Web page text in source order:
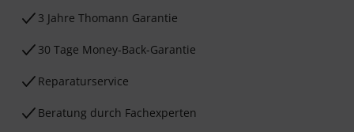
3 Jahre Thomann Garantie
30 Tage Money-Back-Garantie
Reparaturservice
Beratung durch Fachexperten